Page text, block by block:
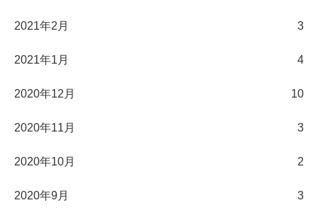
2021年2月 3
2021年1月 4
2020年12月 10
2020年11月 3
2020年10月 2
2020年9月 3